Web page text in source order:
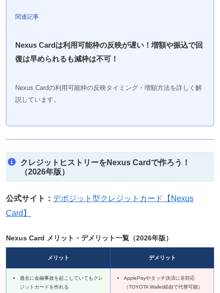
関連記事
Nexus Cardは利用可能枠の反映が遅い！増額や振込で回
復は早められるも減枠は不可！
Nexus Cardの利用可能枠の反映タイミング・増額方法を詳しく解
説しています。
クレジットヒストリーをNexus Cardで作ろう！
（2026年版）
公式サイト： デポジット型クレジットカード【Nexus
Card】
Nexus Card メリット・デメリット一覧（2026年版）
メリット デメリット
過去に金融事故を起こしていてもクレ
ジットカードを作れる
ApplePayやタッチ決済に非対応
（TOYOTA Wallet経由で代替可能）